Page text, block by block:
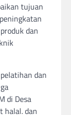
tujuan
dan
dan
di Desa
halal. dan